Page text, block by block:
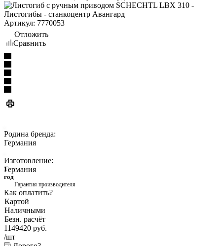
Артикул: 7770053
Отложить
Сравнить
Родина бренда:
Германия
Изготовление:
Германия
1
год
Гарантия производителя
Как оплатить?
Картой
Наличными
Безн. расчёт
1149420 руб.
/шт